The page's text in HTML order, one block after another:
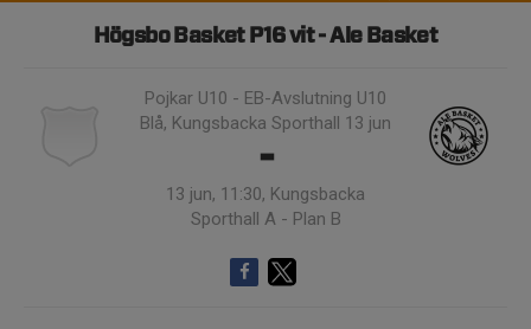
Högsbo Basket P16 vit - Ale Basket
Pojkar U10 - EB-Avslutning U10
Blå, Kungsbacka Sporthall 13 jun
-
13 jun, 11:30, Kungsbacka
Sporthall A - Plan B